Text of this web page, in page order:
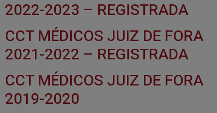
2022-2023 – REGISTRADA
CCT MÉDICOS JUIZ DE FORA
2021-2022 – REGISTRADA
CCT MÉDICOS JUIZ DE FORA
2019-2020